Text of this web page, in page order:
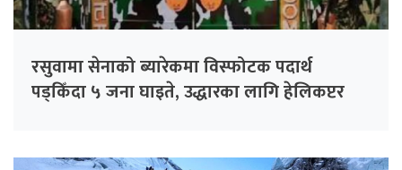
रसुवामा सेनाको ब्यारेकमा विस्फोटक पदार्थ
पड्किँदा ५ जना घाइते, उद्धारका लागि हेलिकप्टर